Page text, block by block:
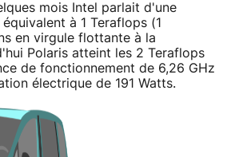
mois Intel parlait d'une
à 1 Teraflops (1
en virgule flottante à la
Polaris atteint les 2 Teraflops
de fonctionnement de 6,26 GHz
électrique de 191 Watts.